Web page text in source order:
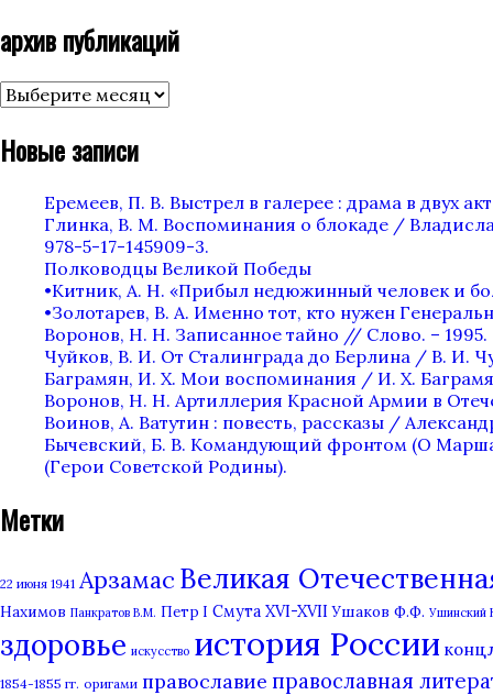
архив публикаций
архив
публикаций
Новые записи
Еремеев, П. В. Выстрел в галерее : драма в двух
Глинка, В. М. Воспоминания о блокаде /
978-5-17-145909-3.
Полководцы Великой Победы
•Китник, А. Н. «Прибыл недюжинный человек и
•Золотарев, В. А. Именно тот, кто нужен
Воронов, Н. Н. Записанное тайно // Слово. –
Чуйков, В. И. От Сталинграда до Берлина / В. И.
Баграмян, И. Х. Мои воспоминания / И. Х.
Воронов, Н. Н. Артиллерия Красной Армии в
Воинов, А. Ватутин : повесть, рассказы /
Бычевский, Б. В. Командующий фронтом (О
(Герои Советской Родины).
Метки
22 июня 1941 Арзамас Великая
Нахимов Панкратов В.М. Петр I Смута XVI-XVII Ушаков Ф.Ф. Ушинский
здоровье искусство история России
1854-1855 гг. оригами православие православная